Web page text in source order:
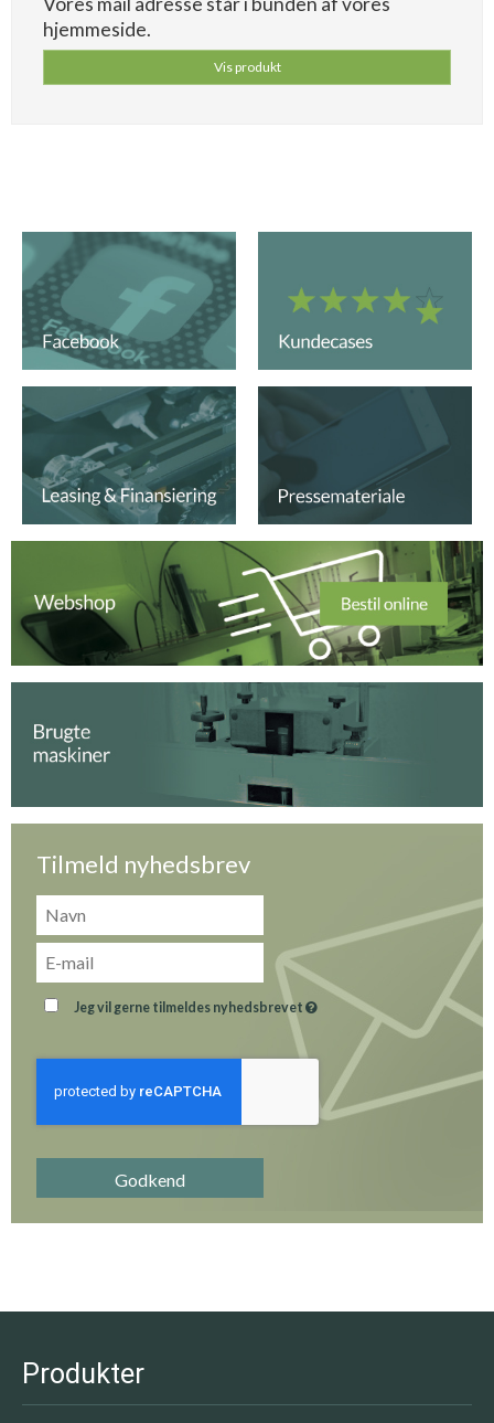
hjemmeside.
Vis produkt
Tilmeld nyhedsbrev
Jeg vil gerne tilmeldes nyhedsbrevet
Godkend
Produkter